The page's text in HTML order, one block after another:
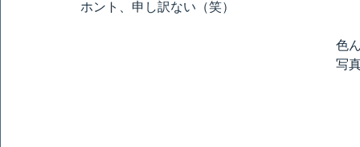
ホント、申し訳ない（笑）
色
写